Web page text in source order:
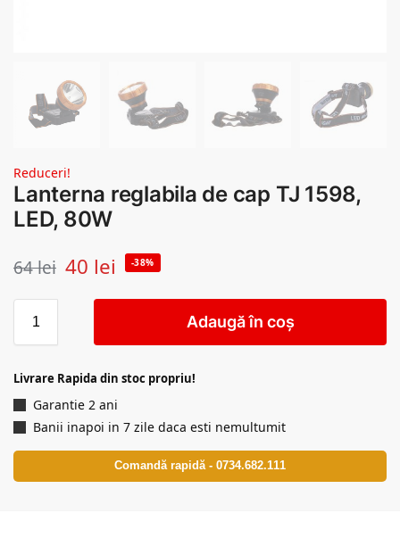
Reduceri!
Lanterna reglabila de cap TJ 1598,
LED, 80W
64lei 40 lei -38%
Adaugă în coș
Livrare Rapida din stoc propriu!
Garantie 2 ani
Banii inapoi in 7 zile daca esti nemultumit
Comandă rapidă - 0734.682.111